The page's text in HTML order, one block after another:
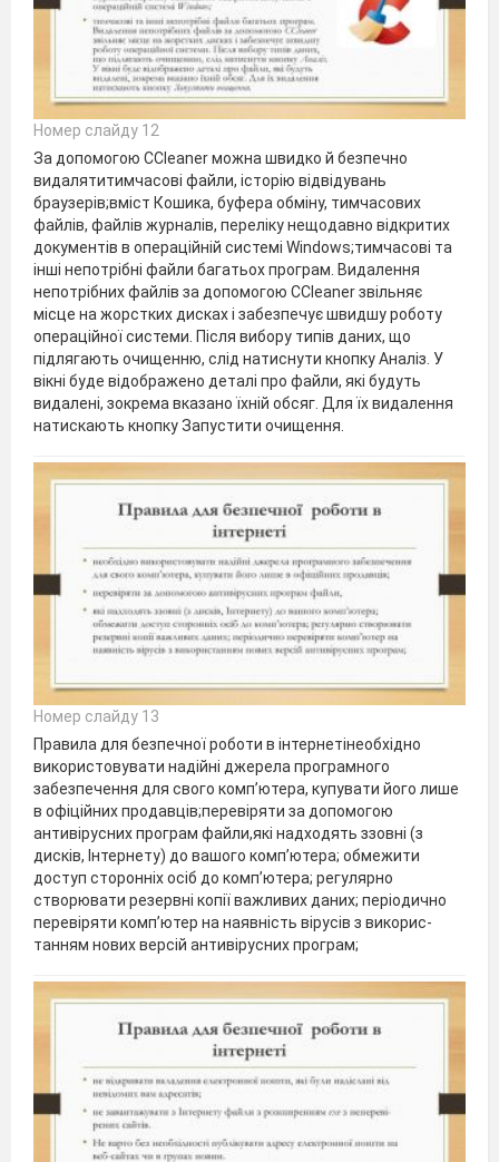
Номер слайду 12
За допомогою CCleaner можна швидко й безпечно
видалятитимчасові файли, історію відвідувань
браузерів;вміст Кошика, буфера обміну, тимчасових
файлів, файлів журналів, переліку нещодавно відкритих
документів в опера­ційній системі Windows;тимчасові та
інші непотрібні файли багатьох програм. Видалення
непотрібних файлів за допомогою CCleaner звіль­няє
місце на жорстких дисках і забезпечує швидшу роботу
опе­раційної системи. Після вибору типів даних, що
підлягають очищенню, слід натиснути кнопку Аналіз. У
вікні буде відображено деталі про файли, які будуть
видалені, зокре­ма вказано їхній обсяг. Для їх видалення
натиска­ють кнопку Запустити очищення.
Номер слайду 13
Правила для безпечної роботи в інтернетінеобхідно
використовувати надійні джерела програмного
забезпечення для свого комп’ютера, купувати його лише
в офіційних продавців;перевіряти за допомогою
антивірусних програм файли,які надходять ззовні (з
дисків, Інтернету) до вашого комп’ютера; обмежити
доступ сторонніх осіб до комп’ютера; регулярно
створювати резервні копії важливих даних; періодично
перевіряти комп’ютер на наявність вірусів з викорис­
танням нових версій антивірусних програм;